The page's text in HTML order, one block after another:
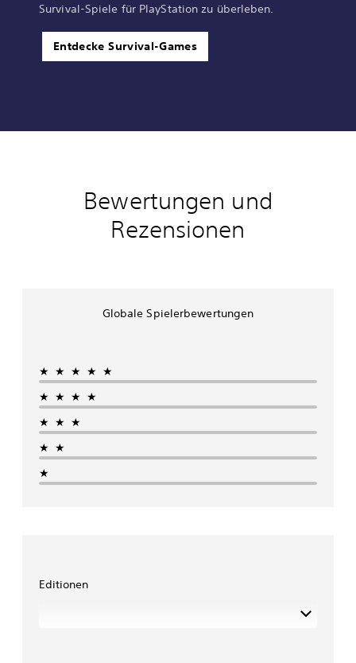
Survival-Spiele für PlayStation zu überleben.
Entdecke Survival-Games
Bewertungen und
Rezensionen
Globale Spielerbewertungen
★★★★★
★★★★
★★★
★★
★
Editionen